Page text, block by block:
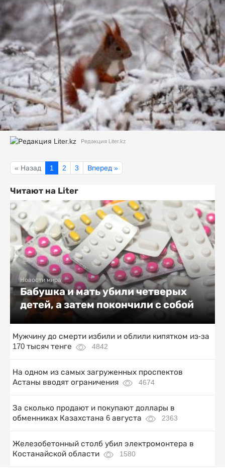
Редакция Liter.kz
« Назад 1 2 3 Вперед »
Читают на Liter
Новости мира
Бабушка и мать убили четверых
детей, а затем покончили с собой
Мужчину до смерти избили и облили кипятком из-за
170 тысяч тенге
4842
На одном из самых загруженных проспектов
Астаны вводят ограничения
4674
За сколько продают и покупают доллары в
обменниках Казахстана 6 августа
2363
Железобетонный столб убил электромонтера в
Костанайской области
1580